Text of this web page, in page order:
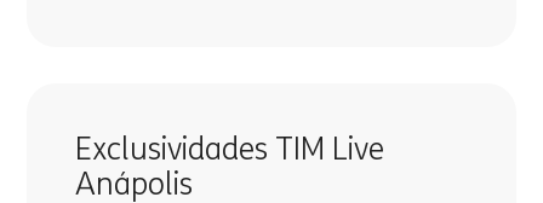
Exclusividades TIM Live
Anápolis